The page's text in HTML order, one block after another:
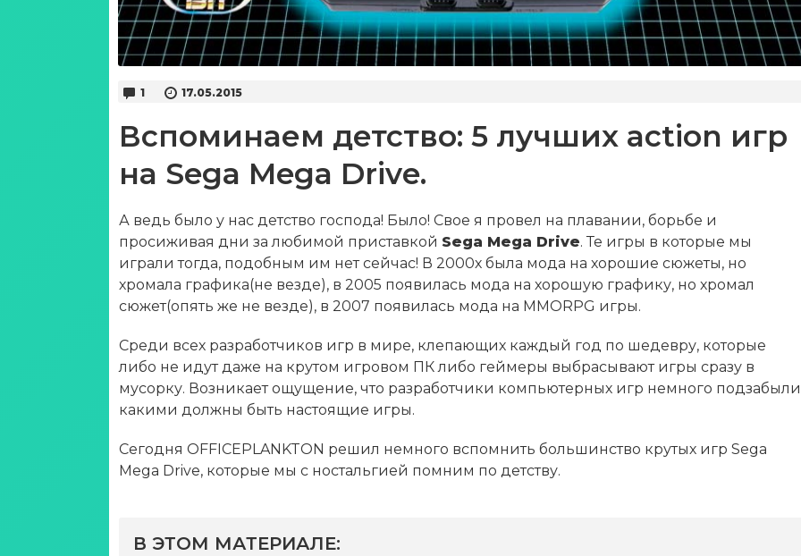
1 17.05.2015
Вспоминаем детство: 5 лучших action игр
на Sega Mega Drive.
А ведь было у нас детство господа! Было! Свое я провел на плавании, борьбе и
просиживая дни за любимой приставкой Sega Mega Drive. Те игры в которые мы
играли тогда, подобным им нет сейчас! В 2000х была мода на хорошие сюжеты, но
хромала графика(не везде), в 2005 появилась мода на хорошую графику, но хромал
сюжет(опять же не везде), в 2007 появилась мода на MMORPG игры.
Среди всех разработчиков игр в мире, клепающих каждый год по шедевру, которые
либо не идут даже на крутом игровом ПК либо геймеры выбрасывают игры сразу в
мусорку. Возникает ощущение, что разработчики компьютерных игр немного
какими должны быть настоящие игры.
Сегодня OFFICEPLANKTON решил немного вспомнить большинство крутых игр Sega
Mega Drive, которые мы с ностальгией помним по детству.
В ЭТОМ МАТЕРИАЛЕ: